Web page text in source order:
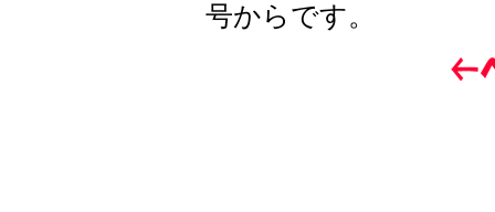
号からです。